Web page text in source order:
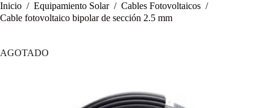
Inicio / Equipamiento Solar / Cables Fotovoltaicos /
Cable fotovoltaico bipolar de sección 2.5 mm
AGOTADO